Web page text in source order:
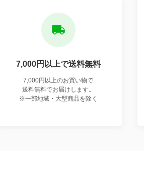
7,000円以上で送料無料
7,000円以上のお買い物で
送料無料でお届けします。
※一部地域・大型商品を除く